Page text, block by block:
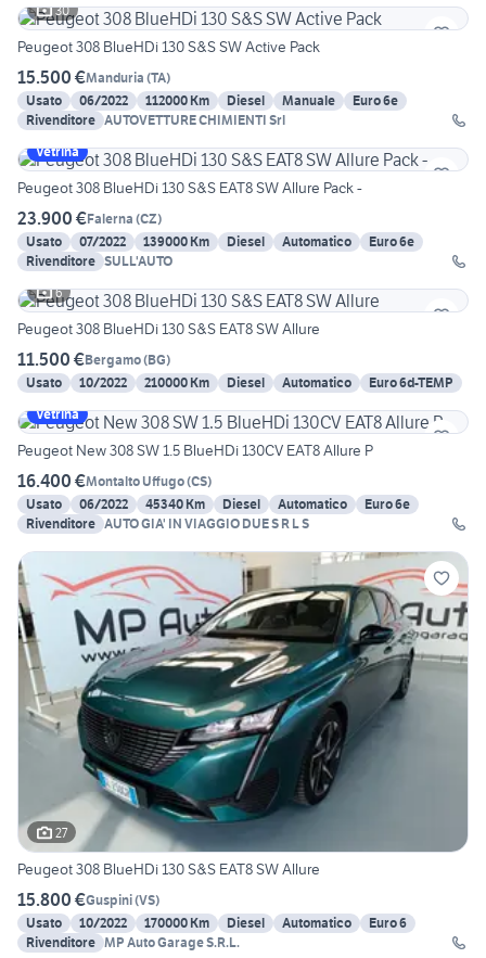
30
Peugeot 308 BlueHDi 130 S&S SW Active Pack
15.500 €Manduria (TA)
Usato
06/2022 112000 Km Diesel Manuale
Euro 6e
Rivenditore AUTOVETTURE CHIMIENTI Srl
Vetrina
Peugeot 308 BlueHDi 130 S&S EAT8 SW Allure Pack -
23.900 €Falerna (CZ)
Usato
07/2022 139000 Km Diesel Automatico
Euro 6e
Rivenditore SULL'AUTO
6
Peugeot 308 BlueHDi 130 S&S EAT8 SW Allure
11.500 €Bergamo(BG)
Usato
10/2022 210000 Km Diesel Automatico
Euro 6d-TEMP
Vetrina
Peugeot New 308 SW 1.5 BlueHDi 130CV EAT8 Allure P
16.400 €Montalto Uffugo(CS)
Usato
06/2022 45340 Km Diesel Automatico
Euro 6e
Rivenditore AUTO GIA' IN VIAGGIO DUE S R L S
27
Peugeot 308 BlueHDi 130 S&S EAT8 SW Allure
15.800 €Guspini(VS)
Usato
10/2022 170000 Km Diesel Automatico
Euro 6
Rivenditore MP Auto Garage S.R.L.